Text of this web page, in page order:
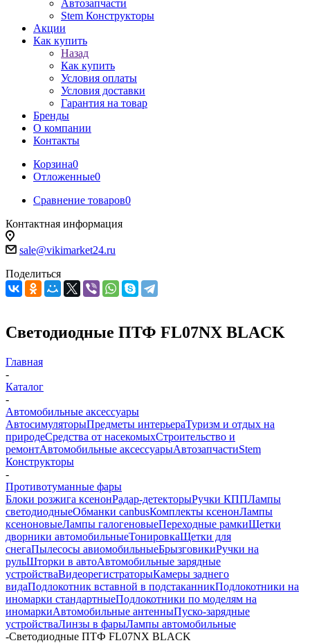
Автозапчасти
Stem Конструкторы
Акции
Как купить
Назад
Как купить
Условия оплаты
Условия доставки
Гарантия на товар
Бренды
О компании
Контакты
Корзина0
Отложенные0
Сравнение товаров0
Контактная информация
sale@vikimarket24.ru
Поделиться
Светодиодные ПТФ FL07NX BLACK
Главная
-
Каталог
-
Автомобильные аксессуары
АвтосимуляторыПредметы интерьераТуризм и отдых на
природеСредства от насекомыхСтроительство и
ремонтАвтомобильные аксессуарыАвтозапчастиStem
Конструкторы
-
Противотуманные фары
Блоки розжига ксенонРадар-детекторыРучки КППЛампы
светодиодныеОбманки canbusКомплекты ксенонЛампы
ксеноновыеЛампы галогеновыеПереходные рамкиЩетки
дворники автомобильныеТонировкаЩетки для
снегаПылесосы авиомобильныеБрызговикиРучки на
рульШторки в автоАвтомобильные зарядные
устройстваВидеорегистраторыКамеры заднего
видаПодлокотник вставной в подстаканникПодлокотники на
иномарки стандартныеПодлокотники по моделям на
иномаркиАвтомобильные антенныПуско-зарядные
устройстваЛинзы в фарыЛампы автомобильные
-Светодиодные ПТФ FL07NX BLACK